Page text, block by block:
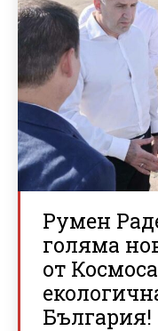
Румен
голяма
от
България!